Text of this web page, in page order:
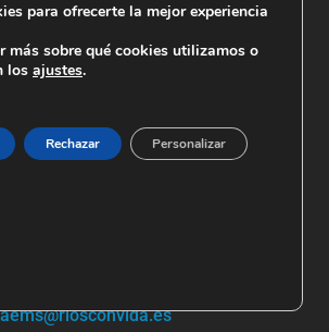
aems@riosconvida.es
para ofrecerte la mejor experiencia
más sobre qué cookies utilizamos o
los ajustes.
Rechazar Personalizar